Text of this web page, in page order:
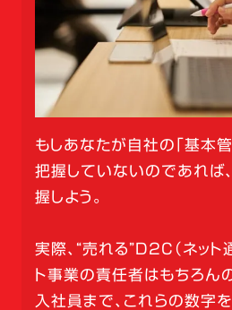
もしあなたが自社の「基本
把握していないのであれば
握しよう。
実際、“売れる”D2C（ネット
ト事業の責任者はもちろん
入社員まで、これらの数字